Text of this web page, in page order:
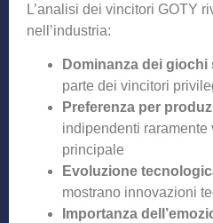
L’analisi dei vincitori GOTY
nell’industria:
Dominanza dei
parte dei vincitori
Preferenza per
indipendenti
principale
Evoluzione
mostrano innovazioni
Importanza